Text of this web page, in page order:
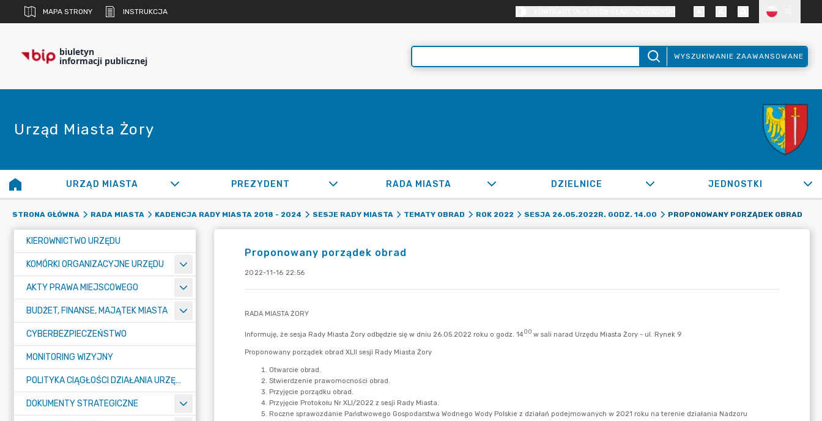
MAPA STRONY INSTRUKCJA
biuletyn
informacji publicznej WYSZUKIWANIE ZAAWANSOWANE
Urząd Miasta Żory
URZĄD MIASTA PREZYDENT RADA MIASTA DZIELNICE JEDNOSTKI
STRONA GŁÓWNA RADA MIASTA KADENCJA RADY MIASTA 2018 - 2024 SESJE RADY MIASTA TEMATY OBRAD ROK 2022 SESJA 26.05.2022R. GODZ. 14.00 PROPONOWANY PORZĄDEK OBRAD
KIEROWNICTWO URZĘDU
KOMÓRKI ORGANIZACYJNE URZĘDU
AKTY PRAWA MIEJSCOWEGO
BUDŻET, FINANSE, MAJĄTEK MIASTA
CYBERBEZPIECZEŃSTWO
MONITORING WIZYJNY
POLITYKA CIĄGŁOŚCI DZIAŁANIA URZĘDU MIASTA ŻORY
DOKUMENTY STRATEGICZNE
Proponowany porządek obrad
2022-11-16 22:56